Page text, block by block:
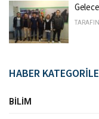
HABER
BILIM